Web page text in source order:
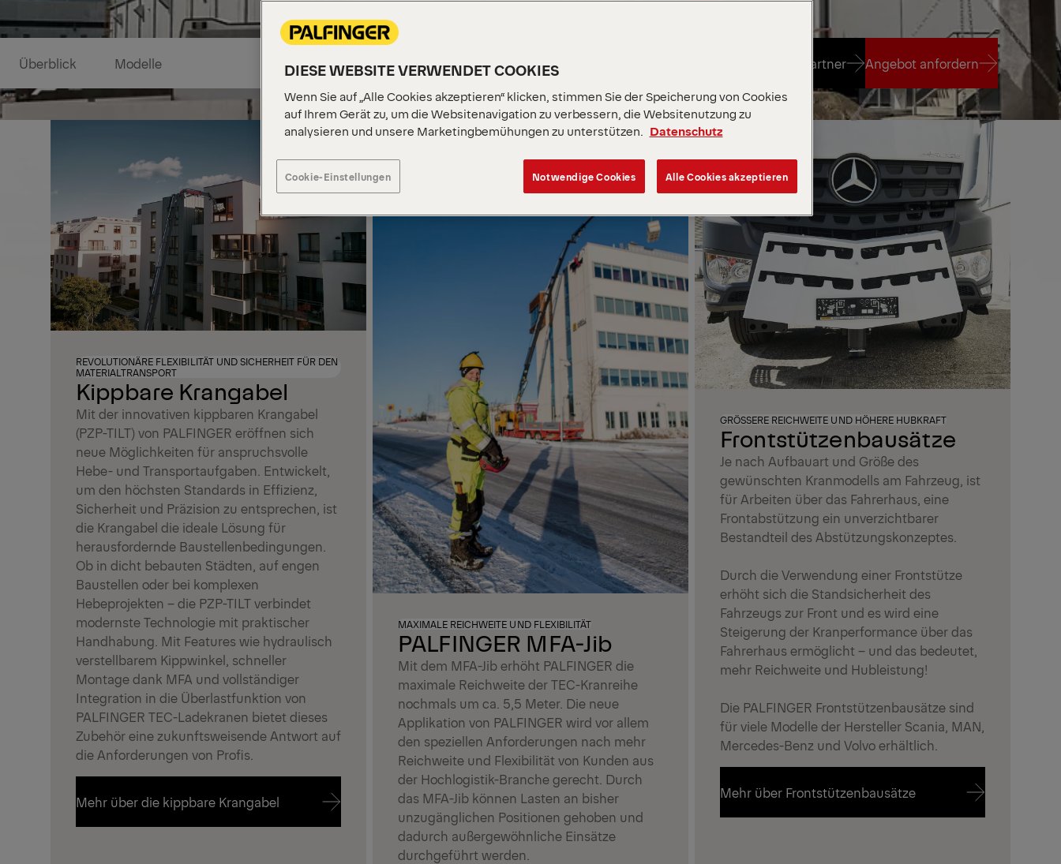
Überblick Modelle Finden Sie einen Vertriebspartner
Finden Sie einen Vertriebspartner
Angebot anfordern
Angebot anfordern
Kippbare Krangabel
REVOLUTIONÄRE FLEXIBILITÄT UND SICHERHEIT FÜR DEN
MATERIALTRANSPORT
Mit der innovativen kippbaren Krangabel
(PZP-TILT) von PALFINGER eröffnen sich
neue Möglichkeiten für anspruchsvolle
Hebe- und Transportaufgaben. Entwickelt,
um den höchsten Standards in Effizienz,
Sicherheit und Präzision zu entsprechen, ist
die Krangabel die ideale Lösung für
herausfordernde Baustellenbedingungen.
Ob in dicht bebauten Städten, auf engen
Baustellen oder bei komplexen
Hebeprojekten – die PZP-TILT verbindet
modernste Technologie mit praktischer
Handhabung. Mit Features wie hydraulisch
verstellbarem Kippwinkel, schneller
Montage dank MFA und vollständiger
Integration in die Überlastfunktion von
PALFINGER TEC-Ladekranen bietet dieses
Zubehör eine zukunftsweisende Antwort auf
die Anforderungen von Profis.
Mehr über die kippbare Krangabel
PALFINGER MFA-Jib
MAXIMALE REICHWEITE UND FLEXIBILITÄT
Mit dem MFA-Jib erhöht PALFINGER die
maximale Reichweite der TEC-Kranreihe
nochmals um ca. 5,5 Meter. Die neue
Applikation von PALFINGER wird vor allem
den speziellen Anforderungen nach mehr
Reichweite und Flexibilität von Kunden aus
der Hochlogistik-Branche gerecht. Durch
das MFA-Jib können Lasten an bisher
unzugänglichen Positionen gehoben und
dadurch außergewöhnliche Einsätze
durchgeführt werden.
Frontstützenbausätze
GRÖSSERE REICHWEITE UND HÖHERE HUBKRAFT
Je nach Aufbauart und Größe des
gewünschten Kranmodells am Fahrzeug, ist
für Arbeiten über das Fahrerhaus, eine
Frontabstützung ein unverzichtbarer
Bestandteil des Abstützungskonzeptes.
Durch die Verwendung einer Frontstütze
erhöht sich die Standsicherheit des
Fahrzeugs zur Front und es wird eine
Steigerung der Kranperformance über das
Fahrerhaus ermöglicht – und das bedeutet,
mehr Reichweite und Hubleistung!
Die PALFINGER Frontstützenbausätze sind
für viele Modelle der Hersteller Scania, MAN,
Mercedes-Benz und Volvo erhältlich.
Mehr über Frontstützenbausätze
DIESE WEBSITE VERWENDET COOKIES
Wenn Sie auf „Alle Cookies akzeptieren“ klicken, stimmen Sie der Speicherung von Cookies
auf Ihrem Gerät zu, um die Websitenavigation zu verbessern, die Websitenutzung zu
analysieren und unsere Marketingbemühungen zu unterstützen.
Datenschutz
Cookie-Einstellungen Notwendige Cookies Alle Cookies akzeptieren